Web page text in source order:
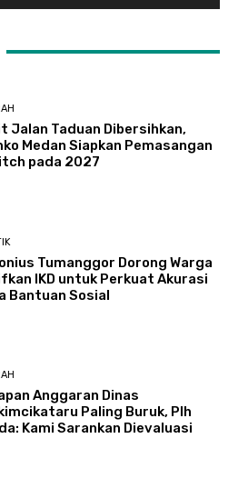
Jalan Taduan Dibersihkan,
Medan Siapkan Pemasangan
pada 2027
Tumanggor Dorong Warga
IKD untuk Perkuat Akurasi
Bantuan Sosial
Anggaran Dinas
Paling Buruk, Plh
Kami Sarankan Dievaluasi